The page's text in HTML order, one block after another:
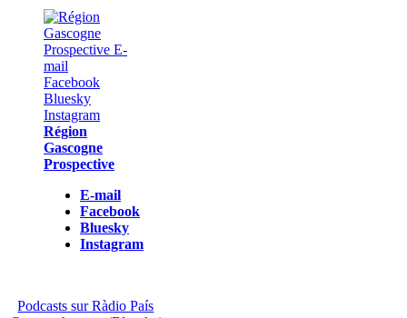
Région
Gascogne
Prospective
E-mail
Facebook
Bluesky
Instagram
Podcasts sur Ràdio País